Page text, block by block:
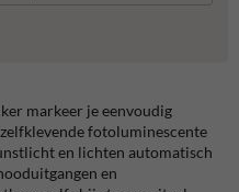
markeer je eenvoudig
fotoluminescente
en lichten automatisch
en